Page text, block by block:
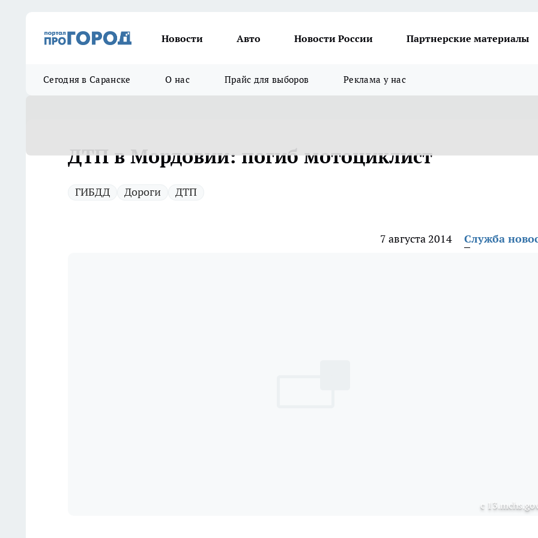
Новости Авто Новости России Партнерские материалы
Сегодня в Саранске О нас Прайс для выборов Реклама у нас
ДТП в Мордовии: погиб мотоциклист
ГИБДД Дороги ДТП
7 августа 2014 Служба
с